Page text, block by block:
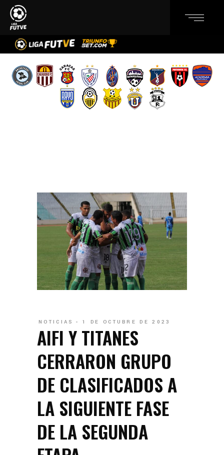
NOTICIAS 1 DE OCTUBRE DE 2023
AIFI Y TITANES
CERRARON GRUPO
DE CLASIFICADOS A
LA SIGUIENTE FASE
DE LA SEGUNDA